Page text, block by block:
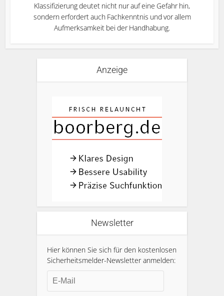
Klassifizierung deutet nicht nur auf eine Gefahr hin,
sondern erfordert auch Fachkenntnis und vor allem
Aufmerksamkeit bei der Handhabung.
Anzeige
Newsletter
Hier können Sie sich für den kostenlosen
Sicherheitsmelder-Newsletter anmelden: